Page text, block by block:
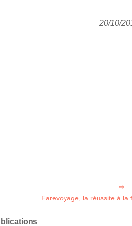
20/10/
Farevoyage, la réussite à la